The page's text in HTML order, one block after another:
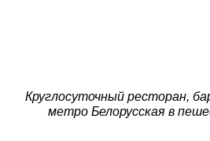
Круглосуточный ресторан,
метро Белорусская в